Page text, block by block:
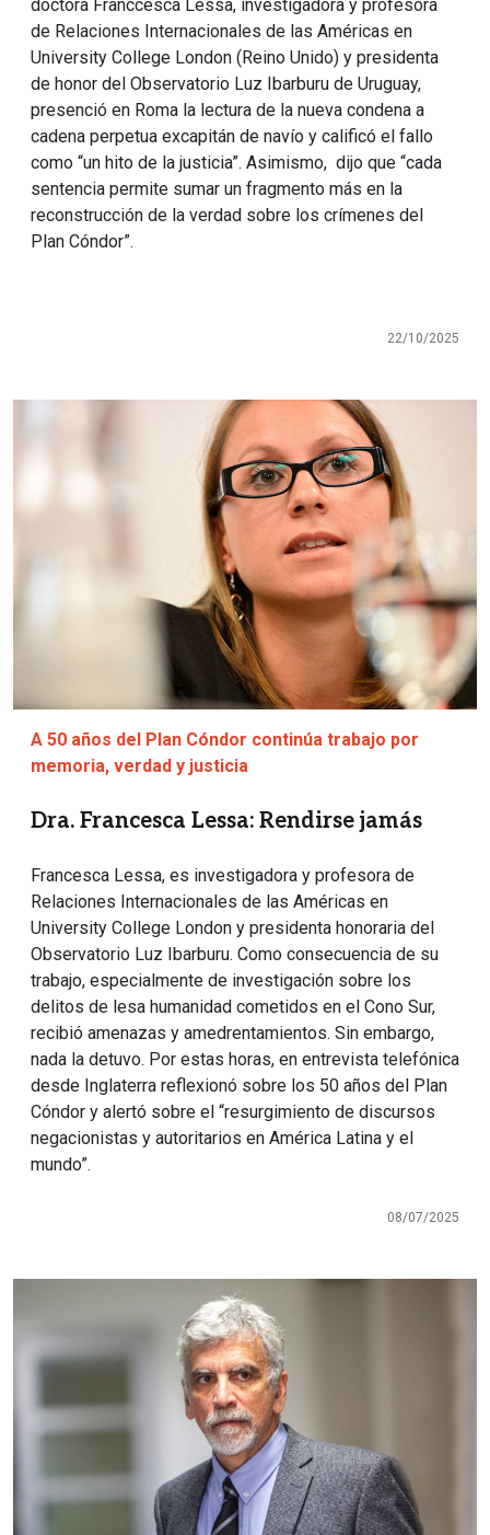
doctora Franccesca Lessa, investigadora y profesora
de Relaciones Internacionales de las Américas en
University College London (Reino Unido) y presidenta
de honor del Observatorio Luz Ibarburu de Uruguay,
presenció en Roma la lectura de la nueva condena a
cadena perpetua excapitán de navío y calificó el fallo
como “un hito de la justicia”. Asimismo, dijo que “cada
sentencia permite sumar un fragmento más en la
reconstrucción de la verdad sobre los crímenes del
Plan Cóndor”.
22/10/2025
A 50 años del Plan Cóndor continúa trabajo por
memoria, verdad y justicia
Dra. Francesca Lessa: Rendirse jamás
Francesca Lessa, es investigadora y profesora de
Relaciones Internacionales de las Américas en
University College London y presidenta honoraria del
Observatorio Luz Ibarburu. Como consecuencia de su
trabajo, especialmente de investigación sobre los
delitos de lesa humanidad cometidos en el Cono Sur,
recibió amenazas y amedrentamientos. Sin embargo,
nada la detuvo. Por estas horas, en entrevista telefónica
desde Inglaterra reflexionó sobre los 50 años del Plan
Cóndor y alertó sobre el “resurgimiento de discursos
negacionistas y autoritarios en América Latina y el
mundo”.
08/07/2025